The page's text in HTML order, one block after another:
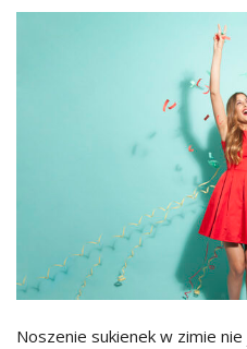
Noszenie sukienek w zimie